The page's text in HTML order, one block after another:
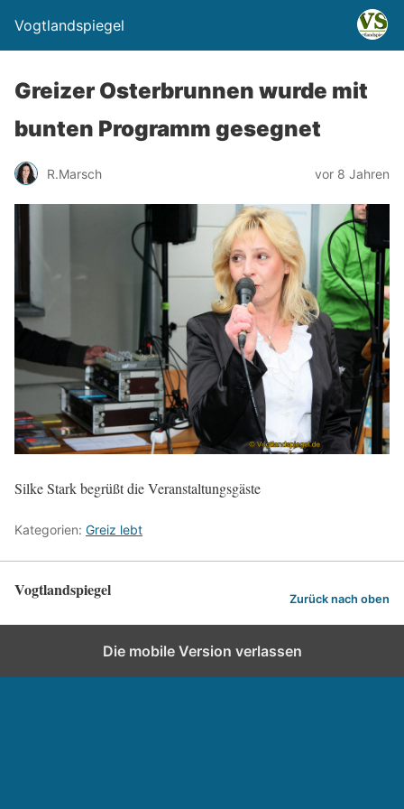
Vogtlandspiegel
Greizer Osterbrunnen wurde mit
bunten Programm gesegnet
R.Marsch vor 8 Jahren
Silke Stark begrüßt die Veranstaltungsgäste
Kategorien: Greiz lebt
Vogtlandspiegel Zurück nach oben
Die mobile Version verlassen